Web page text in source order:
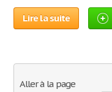
Lire la suite
Aller à la page